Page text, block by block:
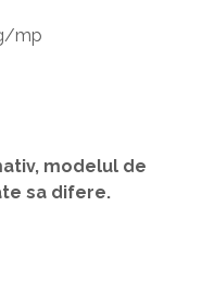
mp
modelul de
sa difere.